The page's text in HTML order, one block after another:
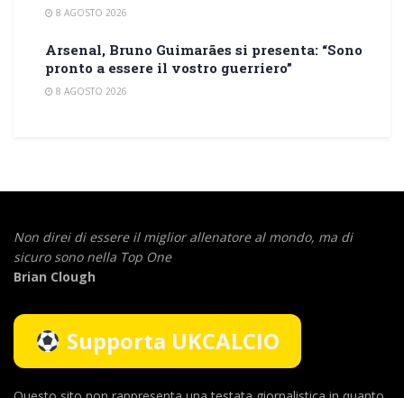
8 AGOSTO 2026
Arsenal, Bruno Guimarães si presenta: “Sono
pronto a essere il vostro guerriero”
8 AGOSTO 2026
Non direi di essere il miglior allenatore al mondo, ma di
sicuro sono nella Top One
Brian Clough
Supporta UKCALCIO